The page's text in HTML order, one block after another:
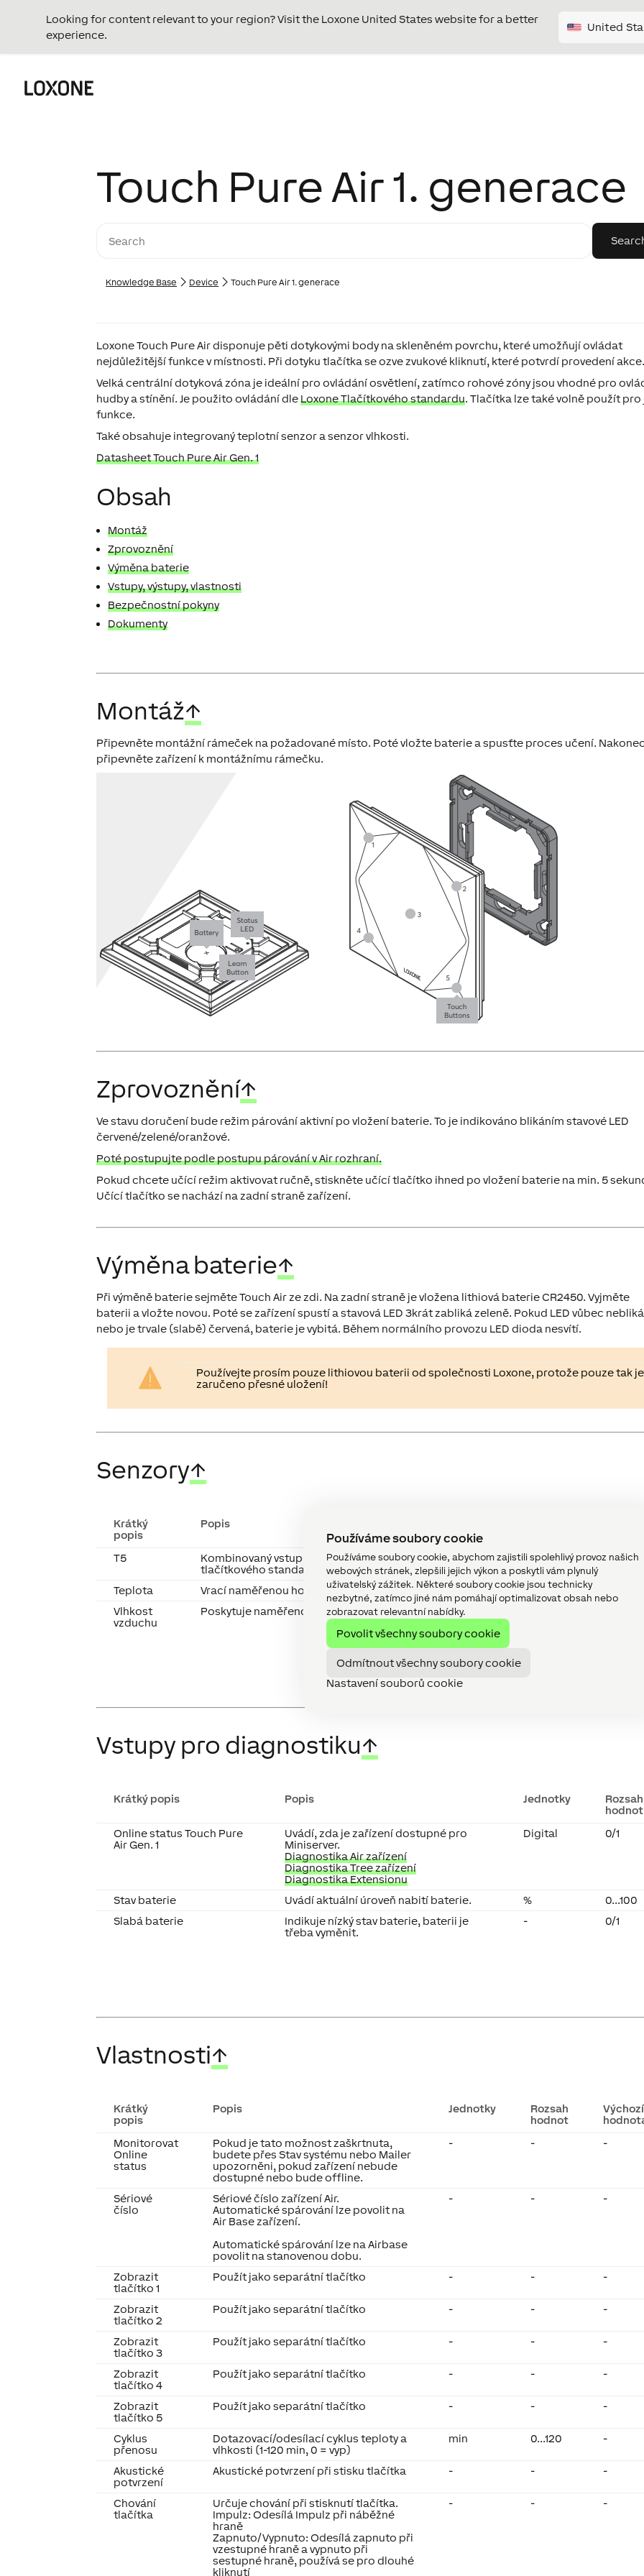
Používáme soubory cookie
Používáme soubory cookie, abychom zajistili spolehlivý provoz našich
webových stránek, zlepšili jejich výkon a poskytli vám plynulý
uživatelský zážitek. Některé soubory cookie jsou technicky
nezbytné, zatímco jiné nám pomáhají optimalizovat obsah nebo
zobrazovat relevantní nabídky.
Povolit všechny soubory cookie
Odmítnout všechny soubory cookie
Nastavení souborů cookie
Looking for content relevant to your region? Visit the Loxone United States website for a better
experience.
United
Touch Pure Air 1. generace
Knowledge Base Device Touch Pure Air 1. generace
Loxone Touch Pure Air disponuje pěti dotykovými body na skleněném povrchu, které umožňují ovládat
nejdůležitější funkce v místnosti. Při dotyku tlačítka se ozve zvukové kliknutí, které potvrdí provedení
Velká centrální dotyková zóna je ideální pro ovládání osvětlení, zatímco rohové zóny jsou vhodné pro
hudby a stínění. Je použito ovládání dleLoxone Tlačítkového standardu. Tlačítka lze také volně použít pro
funkce.
Také obsahuje integrovaný teplotní senzor a senzor vlhkosti.
Datasheet Touch Pure Air Gen. 1
Obsah
Montáž
Zprovoznění
Výměna baterie
Vstupy, výstupy, vlastnosti
Bezpečnostní pokyny
Dokumenty
Montáž↑
Připevněte montážní rámeček na požadované místo. Poté vložte baterie a spusťte proces učení.
připevněte zařízení k montážnímu rámečku.
Zprovoznění↑
Ve stavu doručení bude režim párování aktivní po vložení baterie. To je indikováno blikáním stavové LED
červené/zelené/oranžové.
Poté postupujte podle postupu párování v Air rozhraní.
Pokud chcete učící režim aktivovat ručně, stiskněte učící tlačítko ihned po vložení baterie na min. 5
Učící tlačítko se nachází na zadní straně zařízení.
Výměna baterie↑
Při výměně baterie sejměte Touch Air ze zdi. Na zadní straně je vložena lithiová baterie CR2450. Vyjměte
baterii a vložte novou. Poté se zařízení spustí a stavová LED 3krát zabliká zeleně. Pokud LED vůbec nebliká
nebo je trvale (slabě) červená, baterie je vybitá. Během normálního provozu LED dioda nesvítí.
Používejte prosím pouze lithiovou baterii od společnosti Loxone, protože pouze tak je
zaručeno přesné uložení!
Senzory↑
Krátký
popis
Popis
T5
Kombinovaný vstup pro 5 dotykových bodů podle
tlačítkového standardu Loxone.
- ∞
Teplota Vrací naměřenou hodnotu aktuální teploty °
Vlhkost
vzduchu
Poskytuje naměřenou hodnotu aktuální vlhkosti
Vstupy pro diagnostiku↑
Krátký popis Popis Jednotky
Rozsah
hodnot
Online status Touch Pure
Air Gen. 1
Uvádí, zda je zařízení dostupné pro
Miniserver.
Diagnostika Air zařízení
Diagnostika Tree zařízení
Diagnostika Extensionu
Digital 0/1
Stav baterie Uvádí aktuální úroveň nabití baterie. %
0...100
Slabá baterie
Indikuje nízký stav baterie, baterii je
třeba vyměnit.
- 0/1
Vlastnosti↑
Krátký
popis
Popis Jednotky
Rozsah
hodnot
Výchozí
Monitorovat
Online
status
Pokud je tato možnost zaškrtnuta,
budete přes Stav systému nebo Mailer
upozorněni, pokud zařízení nebude
dostupné nebo bude offline.
- - -
Sériové
číslo
Sériové číslo zařízení Air.
Automatické spárování lze povolit na
Air Base zařízení.
Automatické spárování lze na Airbase
povolit na stanovenou dobu.
- - -
Zobrazit
tlačítko 1
Použít jako separátní tlačítko - - -
Zobrazit
tlačítko 2
Použít jako separátní tlačítko - - -
Zobrazit
tlačítko 3
Použít jako separátní tlačítko - - -
Zobrazit
tlačítko 4
Použít jako separátní tlačítko - - -
Zobrazit
tlačítko 5
Použít jako separátní tlačítko - - -
Cyklus
přenosu
Dotazovací/odesílací cyklus teploty a
vlhkosti (1-120 min, 0 = vyp)
min 0...120 -
Akustické
potvrzení
Akustické potvrzení při stisku tlačítka - - -
Chování
tlačítka
Určuje chování při stisknutí tlačítka.
Impulz: Odesílá Impulz při náběžné
hraně
Zapnuto/Vypnuto: Odesílá zapnuto při
vzestupné hraně a vypnuto při
sestupné hraně, používá se pro dlouhé
kliknutí
- - -